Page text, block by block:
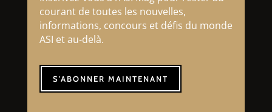
courant de toutes les nouvelles,
informations, concours et défis du monde
ASI et au-delà.
S'ABONNER MAINTENANT